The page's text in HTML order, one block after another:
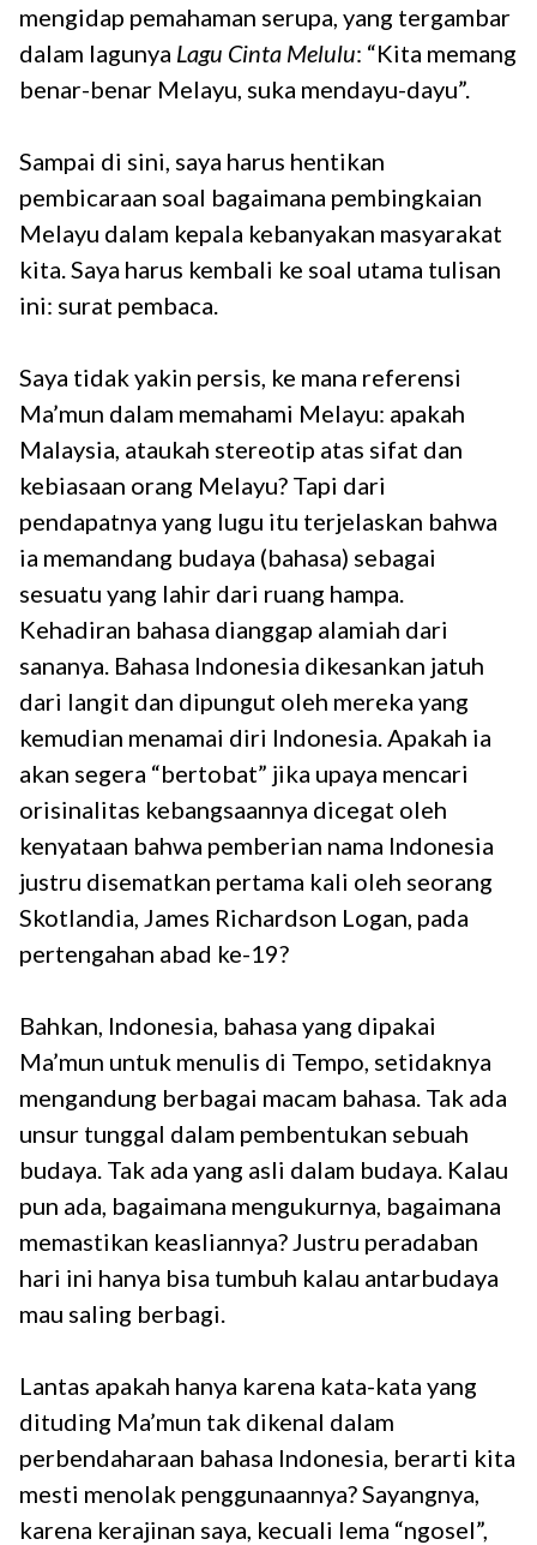
mengidap pemahaman serupa, yang tergambar
dalam lagunya Lagu Cinta Melulu: “Kita memang
benar-benar Melayu, suka mendayu-dayu”.
Sampai di sini, saya harus hentikan
pembicaraan soal bagaimana pembingkaian
Melayu dalam kepala kebanyakan masyarakat
kita. Saya harus kembali ke soal utama tulisan
ini: surat pembaca.
Saya tidak yakin persis, ke mana referensi
Ma’mun dalam memahami Melayu: apakah
Malaysia, ataukah stereotip atas sifat dan
kebiasaan orang Melayu? Tapi dari
pendapatnya yang lugu itu terjelaskan bahwa
ia memandang budaya (bahasa) sebagai
sesuatu yang lahir dari ruang hampa.
Kehadiran bahasa dianggap alamiah dari
sananya. Bahasa Indonesia dikesankan jatuh
dari langit dan dipungut oleh mereka yang
kemudian menamai diri Indonesia. Apakah ia
akan segera “bertobat” jika upaya mencari
orisinalitas kebangsaannya dicegat oleh
kenyataan bahwa pemberian nama Indonesia
justru disematkan pertama kali oleh seorang
Skotlandia, James Richardson Logan, pada
pertengahan abad ke-19?
Bahkan, Indonesia, bahasa yang dipakai
Ma’mun untuk menulis di Tempo, setidaknya
mengandung berbagai macam bahasa. Tak ada
unsur tunggal dalam pembentukan sebuah
budaya. Tak ada yang asli dalam budaya. Kalau
pun ada, bagaimana mengukurnya, bagaimana
memastikan keasliannya? Justru peradaban
hari ini hanya bisa tumbuh kalau antarbudaya
mau saling berbagi.
Lantas apakah hanya karena kata-kata yang
dituding Ma’mun tak dikenal dalam
perbendaharaan bahasa Indonesia, berarti kita
mesti menolak penggunaannya? Sayangnya,
karena kerajinan saya, kecuali lema “ngosel”,